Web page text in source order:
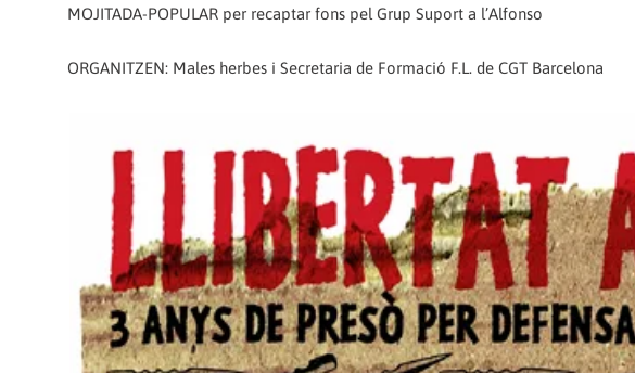
MOJITADA-POPULAR per recaptar fons pel Grup Suport a l’Alfonso
ORGANITZEN: Males herbes i Secretaria de Formació F.L. de CGT Barcelona